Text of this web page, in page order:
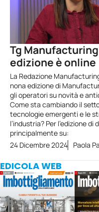
Tg
edizione è online
La Redazione
nona edizione di
gli operatori su novità e
Come sta cambiando il
tecnologie emergenti e le
l’industria? Per l’edizione
principalmente su:
24 Dicembre 2024
Paola
EDICOLA WEB